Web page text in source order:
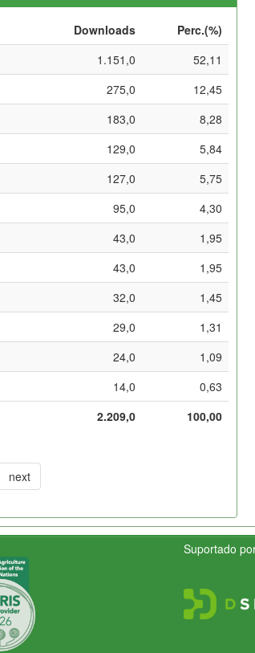
Downloads
Perc.(%)
1.151,0
52,11
275,0
12,45
183,0
8,28
129,0
5,84
127,0
5,75
95,0
4,30
43,0
1,95
43,0
1,95
32,0
1,45
29,0
1,31
24,0
1,09
14,0
0,63
2.209,0
100,00
next
Suportado